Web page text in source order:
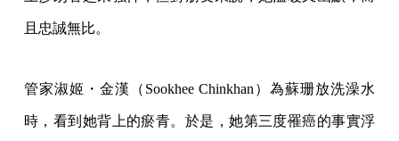
且忠誠無比。
管家淑姬・金漢（Sookhee Chinkhan）為蘇珊放洗澡水
時，看到她背上的瘀青。於是，她第三度罹癌的事實浮